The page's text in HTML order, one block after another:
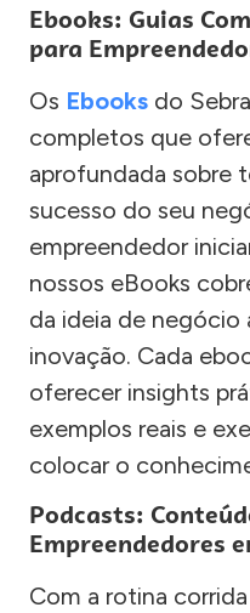
Ebooks: Guias
para
Os Ebooks do
completos que
aprofundada sobre
sucesso do seu
empreendedor
nossos eBooks
da ideia de negócio
inovação. Cada
oferecer insights
exemplos reais e
colocar o
Podcasts:
Empreendedores
Com a rotina